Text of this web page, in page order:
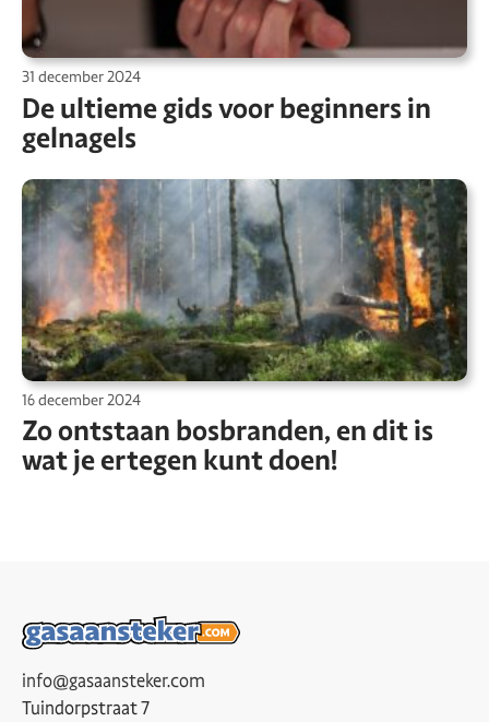
31 december 2024
De ultieme gids voor beginners in
gelnagels
16 december 2024
Zo ontstaan bosbranden, en dit is
wat je ertegen kunt doen!
info@gasaansteker.com
Tuindorpstraat 7